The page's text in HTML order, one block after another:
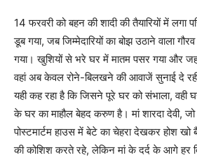
14 फरवरी को बहन की शादी की तैयारियों में
डूब गया, जब जिम्मेदारियों का बोझ उठाने वाला
गया। खुशियों से भरे घर में मातम पसर गया और
वहां अब केवल रोने-बिलखने की आवाजें सुनाई दे
यही कह रहा है कि जिसने पूरे घर को संभाला, वही
के घर का माहौल बेहद करुण है। मां शारदा देवी,
पोस्टमार्टम हाउस में बेटे का चेहरा देखकर होश
की कोशिश करते रहे, लेकिन मां के दर्द के आगे हर